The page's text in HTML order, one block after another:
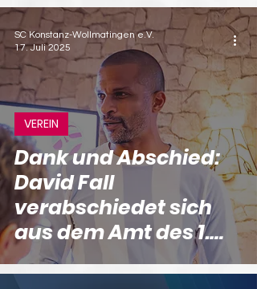
Dank und Abschied:
David Fall
verabschiedet sich
aus dem Amt des 1.
Vorsitzenden
VEREIN
SC Konstanz-Wollmatingen e.V.
17. Juli 2025